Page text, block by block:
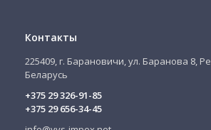
Контакты
225409, г. Барановичи, ул. Баранова 8,
Беларусь
+375 29 326-91-85
+375 29 656-34-45